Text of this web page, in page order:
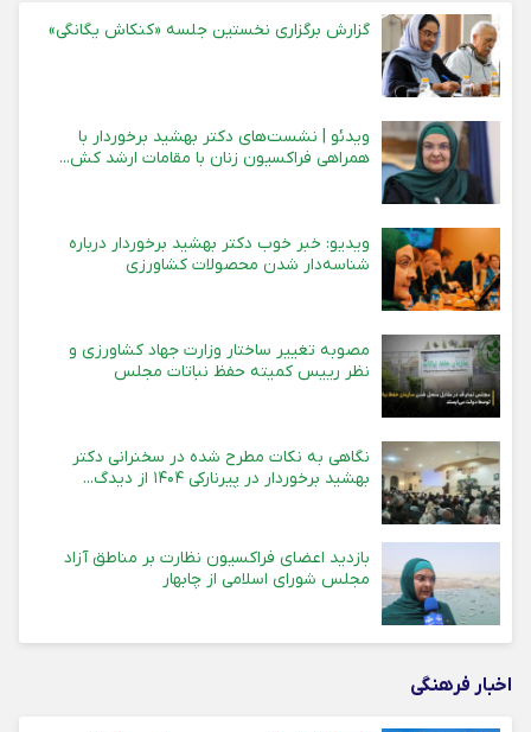
گزارش برگزاری نخستین جلسه «کنکاش یگانگی»
ویدئو | نشست‌های دکتر بهشید برخوردار با
همراهی فراکسیون زنان با مقامات ارشد کش...
ویدیو: خبر خوب دکتر بهشید برخوردار درباره
شناسه‌دار شدن محصولات کشاورزی
مصوبه تغییر ساختار وزارت جهاد کشاورزی و
نظر رییس کمیته حفظ نباتات مجلس
نگاهی به نکات مطرح شده در سخنرانی دکتر
بهشید برخوردار در پیرنارکی ۱۴۰۴ از دیدگ...
بازدید اعضای فراکسیون نظارت بر مناطق آزاد
مجلس شورای اسلامی از چابهار
اخبار فرهنگی